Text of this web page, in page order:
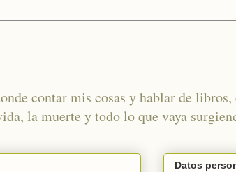
contar mis cosas y hablar de
la muerte y todo lo que vaya
Datos